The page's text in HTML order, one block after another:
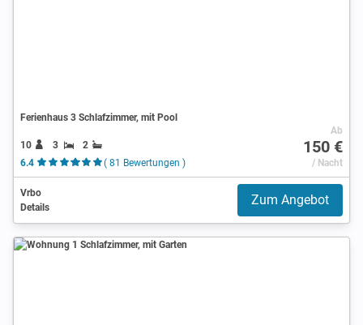
Ferienhaus 3 Schlafzimmer, mit Pool
10 3
2
6.4
( 81 Bewertungen )
Ab
150 €
/ Nacht
Vrbo
Details
Zum Angebot